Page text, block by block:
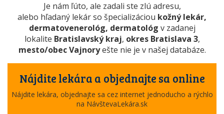
Je nám ľúto, ale zadali ste zlú adresu,
alebo hľadaný lekár so špecializáciou kožný lekár,
dermatovenerológ, dermatológ v zadanej
lokalite Bratislavský kraj, okres Bratislava 3,
mesto/obec Vajnoryešte nie je v našej databáze.
Nájdite lekára a objednajte sa online
Nájdite lekára, objednajte sa cez internet jednoducho a rýchlo
na NávštevaLekára.sk